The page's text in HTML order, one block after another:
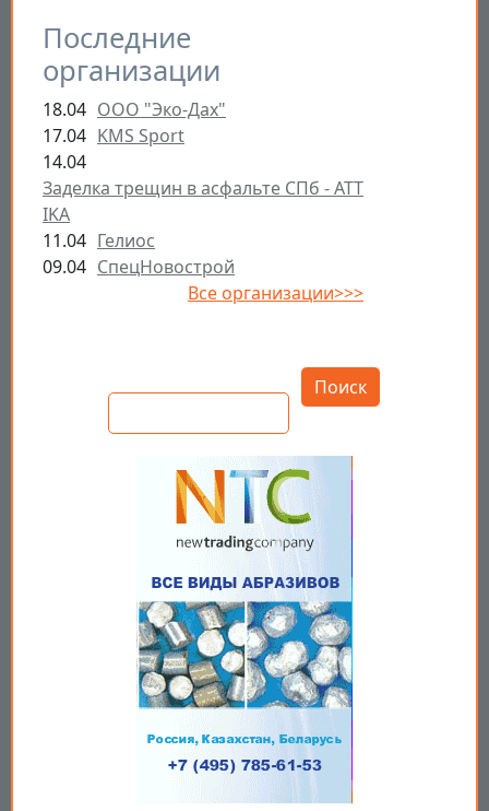
Последние
организации
18.04 ООО "Эко-Дах"
17.04 KMS Sport
14.04
Заделка трещин в асфальте СПб - ATT
IKA
11.04 Гелиос
09.04 СпецНовострой
Все организации>>>